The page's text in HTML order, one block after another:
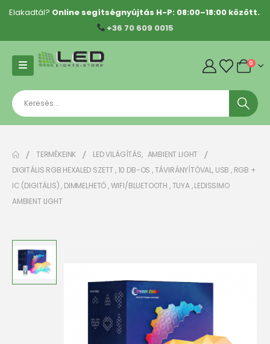
Elakadtál? Online segítségnyújtás H-P: 08:00–18:00 között.
+36 70 609 0015
0
TERMÉKEINK LED VILÁGÍTÁS, AMBIENT LIGHT
DIGITÁLIS RGB HEXALED SZETT , 10 DB-OS , TÁVIRÁNYÍTÓVAL, USB , RGB +
IC (DIGITÁLIS) , DIMMELHETŐ , WIFI/BLUETOOTH , TUYA , LEDISSIMO
AMBIENT LIGHT